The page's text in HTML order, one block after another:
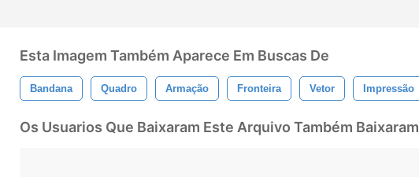
Esta Imagem Também Aparece Em Buscas De
Bandana Quadro Armação Fronteira Vetor Impressão
Os Usuarios Que Baixaram Este Arquivo Também Baixaram